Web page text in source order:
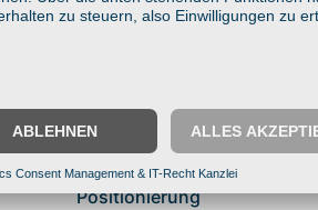
BIGmount Verbindungsarm
87mm für C-Kugel (1,5″) –
Kugelgelenk-Arm für flexible
Display- & Scanner-
Positionierung